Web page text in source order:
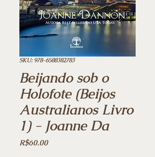
SKU: 978-6588382783
Beijando sob o
Holofote (Beijos
Australianos Livro
1) - Joanne Da
R$60.00Price